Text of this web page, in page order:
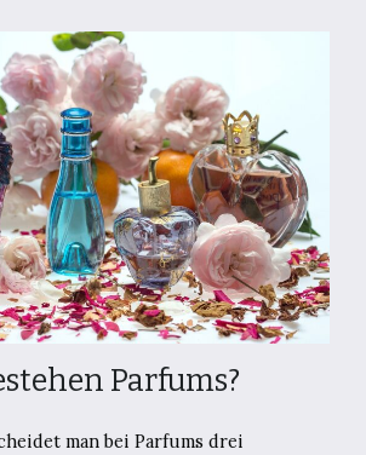
Parfums?
man bei Parfums drei